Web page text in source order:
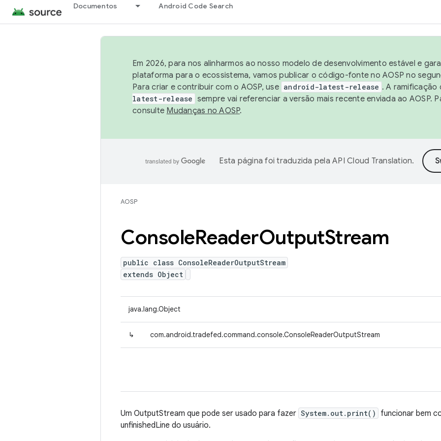
Documentos Android Code Search
Em 2026, para nos alinharmos ao nosso modelo de desenvolvimento estável e
plataforma para o ecossistema, vamos publicar o código-fonte no AOSP no
Para criar e contribuir com o AOSP, use android-latest-release . A ramificação
latest-release sempre vai referenciar a versão mais recente enviada ao AOSP.
consulte Mudanças no AOSP.
Esta página foi traduzida pela API Cloud Translation.
AOSP
ConsoleReaderOutputStream
public class ConsoleReaderOutputStream
extends Object
java.lang.Object
↳ com.android.tradefed.command.console.ConsoleReaderOutputStream
Um OutputStream que pode ser usado para fazer System.out.print() funcionar bem
unfinishedLine do usuário.